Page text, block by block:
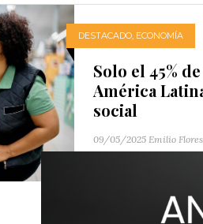
DESTACADO, ECONOMÍA
Solo el 45%
América
social
09/05/2025 Emilio Flores
Aunque parezca
formulada hace